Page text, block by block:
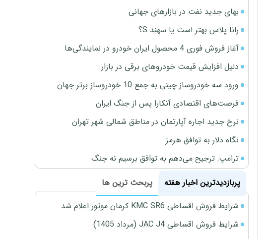
بهای جدید نفت در بازارهای جهانی
رانا پلاس بهتر است یا سهند S؟
آغاز فروش فوری 4 محصول ایران خودرو در نمایندگی‌ها
دلیل افزایش قیمت خودروهای برقی در بازار
ورود سه خودروساز چینی به جمع 10 خودروساز برتر جهان
فرصت‌های اقتصادی آنکارا پس از جنگ ایران
نرخ جدید اجاره آپارتمان در مناطق شمالی شهر تهران
نگاه دلار به توافق هرمز
ترامپ: ترجیح می‌دهم به توافق برسیم نه جنگ
پربازدیدترین اخبار هفته
پربحث ترین ها
شرایط فروش اقساطی KMC SR6 کرمان موتور اعلام شد
شرایط فروش اقساطی JAC J4 (مرداد 1405)